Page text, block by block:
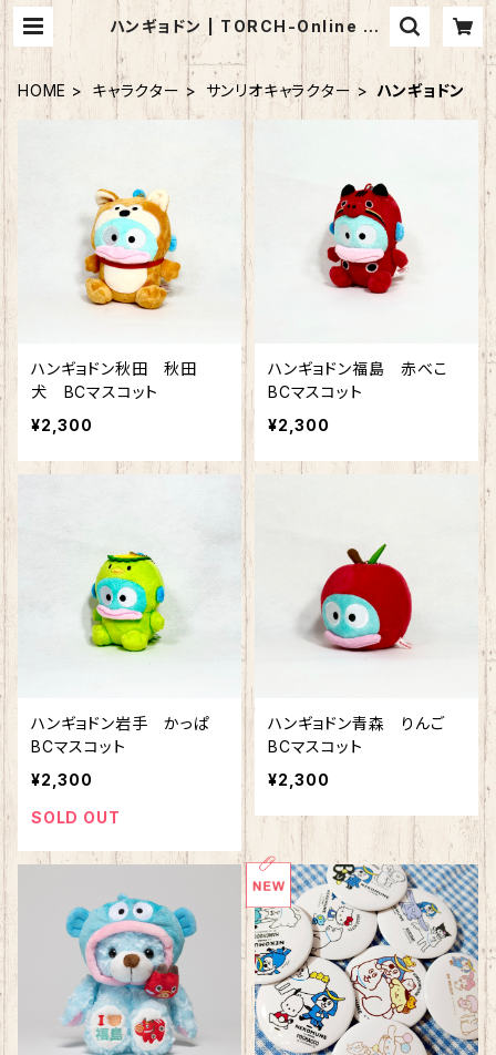
ハンギョドン | TORCH-Online Sh
op-
HOME キャラクター サンリオキャラクター ハンギョドン
ハンギョドン秋田 秋田
犬 BCマスコット
¥2,300
ハンギョドン福島 赤べこ
BCマスコット
¥2,300
ハンギョドン岩手 かっぱ
BCマスコット
¥2,300
SOLD OUT
ハンギョドン青森 りんご
BCマスコット
¥2,300